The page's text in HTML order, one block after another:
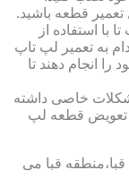
قطعه باشید.
با استفاده از
به تعمیر لپ تاپ
انجام دهند تا
خاصی داشته
تعویض قطعه لپ
قبا می